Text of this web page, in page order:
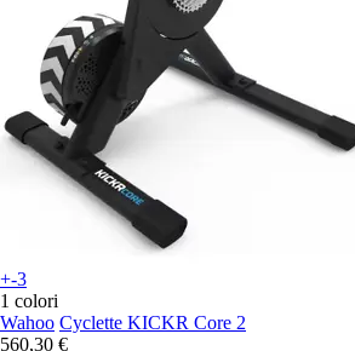
+-3
1 colori
Wahoo Cyclette KICKR Core 2
560,30 €